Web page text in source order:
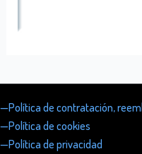
—Política de contratación,
—Política de cookies
—Política de privacidad